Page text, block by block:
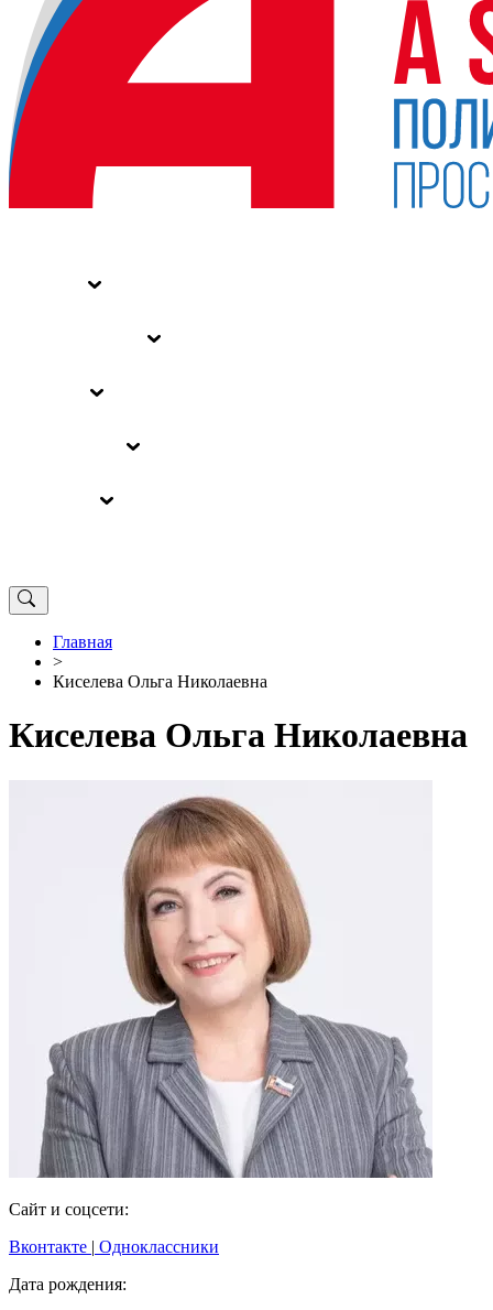
Главная
>
Киселева Ольга Николаевна
Киселева Ольга Николаевна
Сайт и соцсети:
Вконтакте | Одноклассники
Дата рождения: